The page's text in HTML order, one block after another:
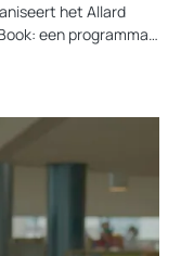
het Allard
een programma…